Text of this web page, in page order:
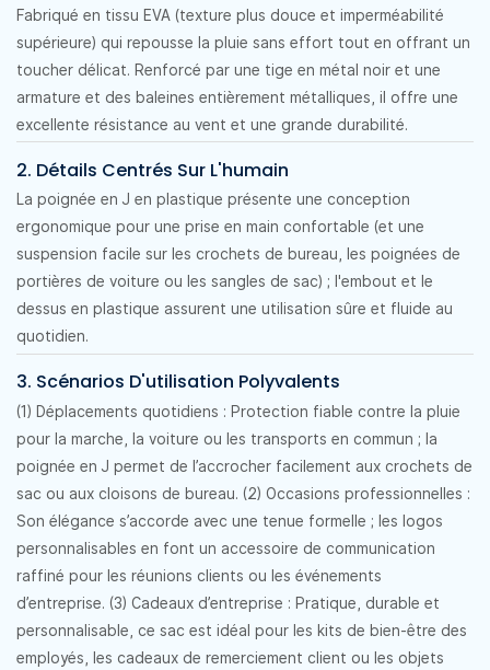
Fabriqué en tissu EVA (texture plus douce et imperméabilité
supérieure) qui repousse la pluie sans effort tout en offrant un
toucher délicat. Renforcé par une tige en métal noir et une
armature et des baleines entièrement métalliques, il offre une
excellente résistance au vent et une grande durabilité.
2. Détails Centrés Sur L'humain
La poignée en J en plastique présente une conception
ergonomique pour une prise en main confortable (et une
suspension facile sur les crochets de bureau, les poignées de
portières de voiture ou les sangles de sac) ; l'embout et le
dessus en plastique assurent une utilisation sûre et fluide au
quotidien.
3. Scénarios D'utilisation Polyvalents
(1) Déplacements quotidiens : Protection fiable contre la pluie
pour la marche, la voiture ou les transports en commun ; la
poignée en J permet de l’accrocher facilement aux crochets de
sac ou aux cloisons de bureau. (2) Occasions professionnelles :
Son élégance s’accorde avec une tenue formelle ; les logos
personnalisables en font un accessoire de communication
raffiné pour les réunions clients ou les événements
d’entreprise. (3) Cadeaux d’entreprise : Pratique, durable et
personnalisable, ce sac est idéal pour les kits de bien-être des
employés, les cadeaux de remerciement client ou les objets